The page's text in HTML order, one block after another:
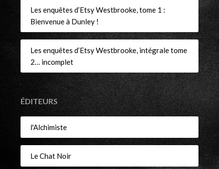
Les enquêtes d’Etsy Westbrooke, tome 1 :
Bienvenue à Dunley !
Les enquêtes d’Etsy Westbrooke, intégrale tome
2… incomplet
ÉDITEURS
l'Alchimiste
Le Chat Noir